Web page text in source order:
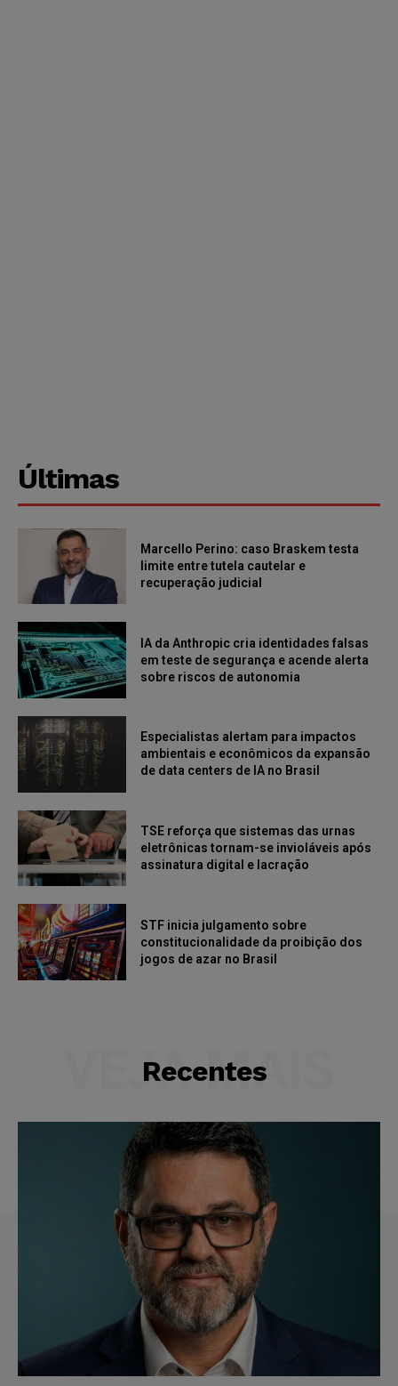
Últimas
Marcello Perino: caso Braskem testa
limite entre tutela cautelar e
recuperação judicial
IA da Anthropic cria identidades falsas
em teste de segurança e acende alerta
sobre riscos de autonomia
Especialistas alertam para impactos
ambientais e econômicos da expansão
de data centers de IA no Brasil
TSE reforça que sistemas das urnas
eletrônicas tornam-se invioláveis após
assinatura digital e lacração
STF inicia julgamento sobre
constitucionalidade da proibição dos
jogos de azar no Brasil
Recentes
VEJA MAIS